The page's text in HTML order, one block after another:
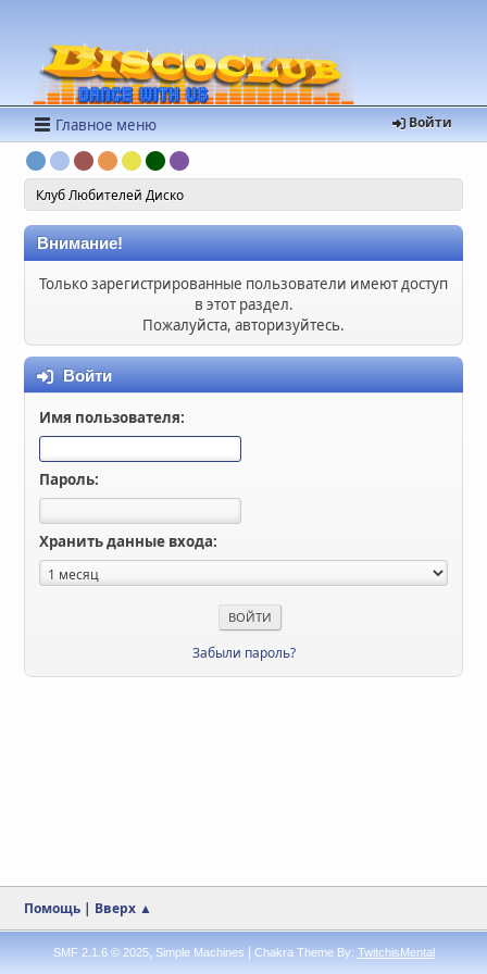
Войти
Главное меню
Клуб Любителей Диско
Внимание!
Только зарегистрированные пользователи имеют доступ
в этот раздел.
Пожалуйста, авторизуйтесь.
Войти
Имя пользователя:
Пароль:
Хранить данные входа:
Забыли пароль?
Помощь | Вверх ▲
SMF 2.1.6 © 2025, Simple Machines Chakra Theme By: TwitchisMental